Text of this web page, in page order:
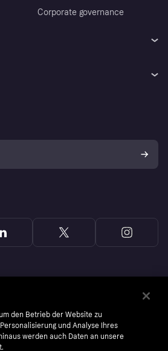
Corporate governance
den Betrieb der Website zu
und Analyse Ihres
werden auch Daten an unsere